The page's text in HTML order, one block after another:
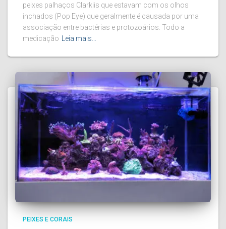
peixes palhaços Clarkiis que estavam com os olhos
inchados (Pop Eye) que geralmente é causada por uma
associação entre bactérias e protozoários. Todo a
medicação
Leia mais…
PEIXES E CORAIS